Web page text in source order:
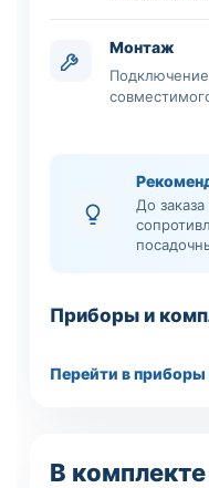
Монтаж
До
Приборы и
Перейти в приборы
В комплекте